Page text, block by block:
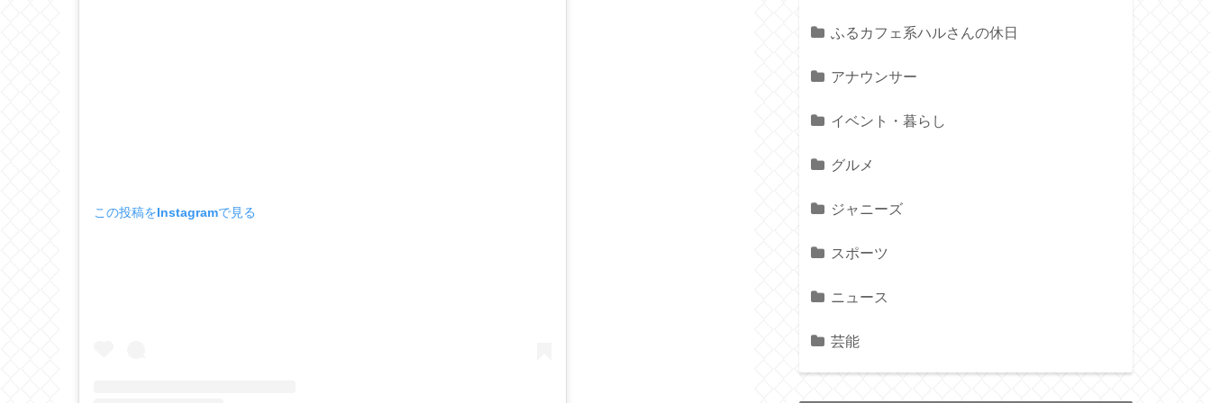
この投稿をInstagramで見る
ふるカフェ系ハルさんの休日
アナウンサー
イベント・暮らし
グルメ
ジャニーズ
スポーツ
ニュース
芸能